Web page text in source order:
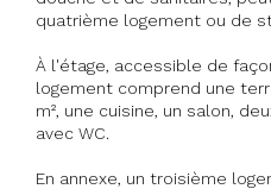
quatrième logement ou de
À l'étage, accessible de
logement comprend une
m², une cuisine, un salon,
avec WC.
En annexe, un troisième